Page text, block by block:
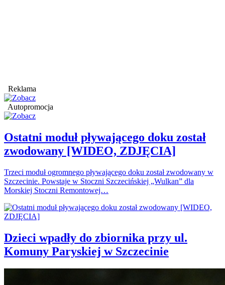
Reklama
Autopromocja
Ostatni moduł pływającego doku został
zwodowany [WIDEO, ZDJĘCIA]
Trzeci moduł ogromnego pływającego doku został zwodowany w
Szczecinie. Powstaje w Stoczni Szczecińskiej „Wulkan” dla
Morskiej Stoczni Remontowej…
Dzieci wpadły do zbiornika przy ul.
Komuny Paryskiej w Szczecinie